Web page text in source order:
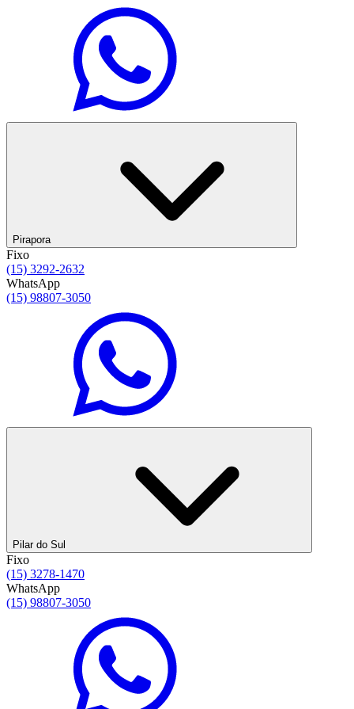
Pirapora
Fixo
(15) 3292-2632
WhatsApp
(15) 98807-3050
Pilar do Sul
Fixo
(15) 3278-1470
WhatsApp
(15) 98807-3050